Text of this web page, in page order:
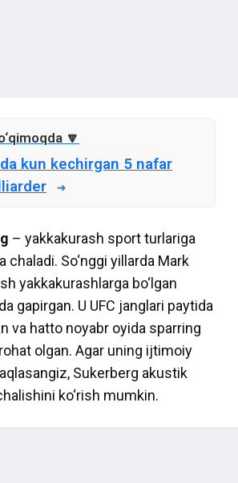
kun kechirgan 5 nafar
– yakkakurash sport turlariga
chaladi. So‘nggi yillarda Mark
yakkakurashlarga bo‘lgan
gapirgan. U UFC janglari paytida
va hatto noyabr oyida sparring
olgan. Agar uning ijtimoiy
Sukerberg akustik
ko‘rish mumkin.